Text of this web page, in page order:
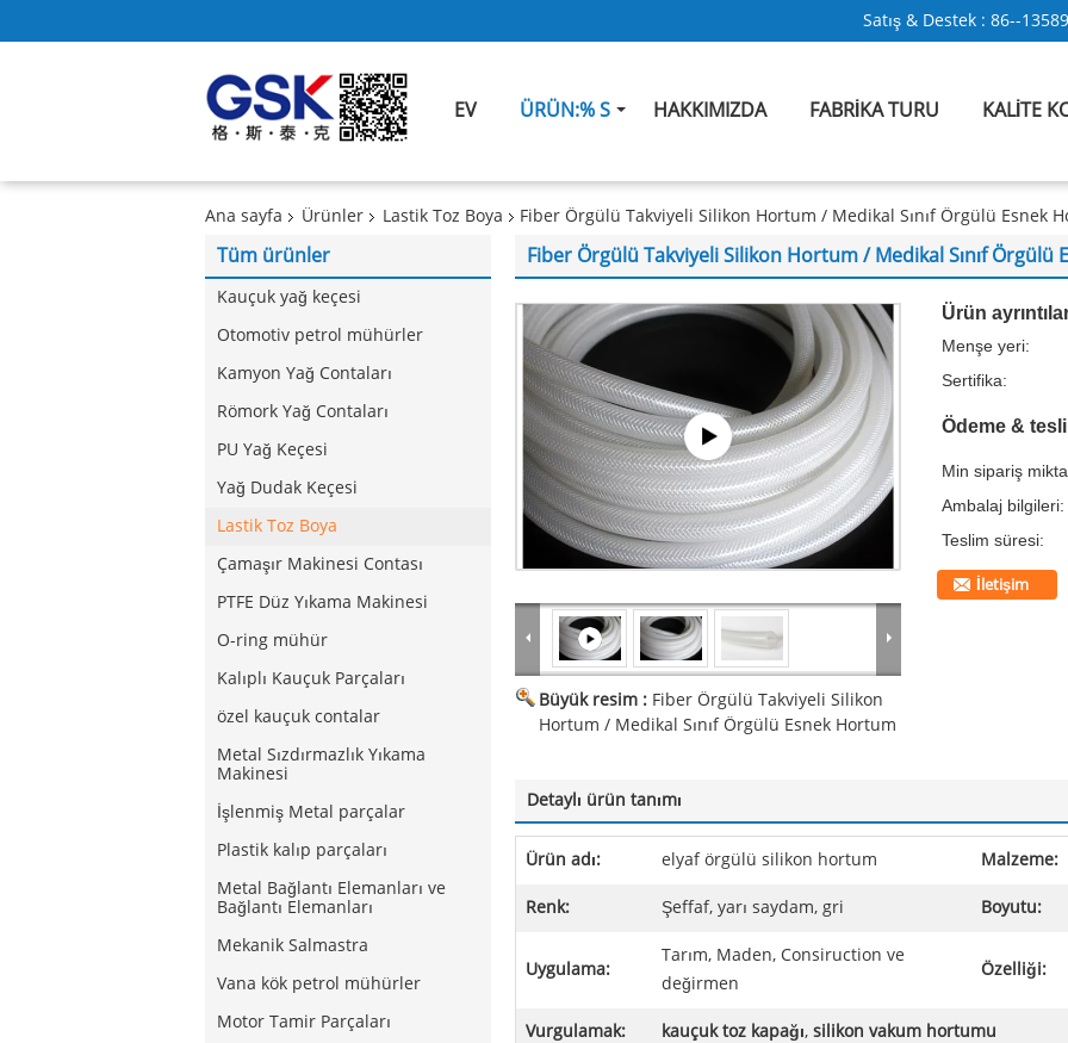
Satış & Destek : 86--
EV ÜRÜN:% S HAKKIMIZDA FABRIKA TURU KALITE
Ana sayfa Ürünler Lastik Toz Boya Fiber Örgülü Takviyeli Silikon Hortum / Medikal Sınıf Örgülü Esnek
Tüm ürünler
Kauçuk yağ keçesi
Otomotiv petrol mühürler
Kamyon Yağ Contaları
Römork Yağ Contaları
PU Yağ Keçesi
Yağ Dudak Keçesi
Lastik Toz Boya
Çamaşır Makinesi Contası
PTFE Düz Yıkama Makinesi
O-ring mühür
Kalıplı Kauçuk Parçaları
özel kauçuk contalar
Metal Sızdırmazlık Yıkama
Makinesi
İşlenmiş Metal parçalar
Plastik kalıp parçaları
Metal Bağlantı Elemanları ve
Bağlantı Elemanları
Mekanik Salmastra
Vana kök petrol mühürler
Motor Tamir Parçaları
Fiber Örgülü Takviyeli Silikon Hortum / Medikal Sınıf Örgülü
Büyük resim : Fiber Örgülü Takviyeli Silikon
Hortum / Medikal Sınıf Örgülü Esnek Hortum
Ürün
Menşe yeri:
Sertifika:
Ödeme &
Min sipariş
Ambalaj bilgileri:
Teslim süresi:
İletişim
Detaylı ürün tanımı
Ürün adı: elyaf örgülü silikon hortum Malzeme:
Renk: Şeffaf, yarı saydam, gri Boyutu:
Uygulama:
Tarım, Maden, Consiruction ve
değirmen
Özelliği:
Vurgulamak: kauçuk toz kapağı, silikon vakum hortumu